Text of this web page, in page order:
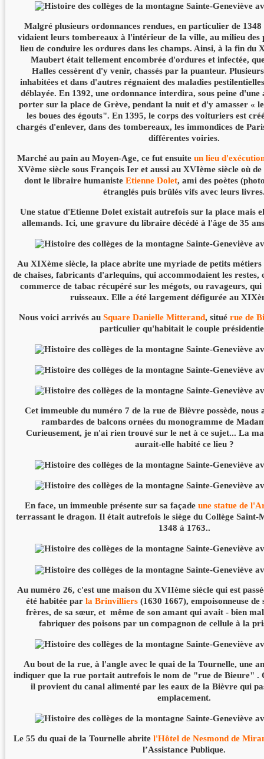
Malgré plusieurs ordonnances rendues, en particulier de
vidaient leurs tombereaux à l'intérieur de la ville, au milieu des
lieu de conduire les ordures dans les champs. Ainsi, à la fin du
Maubert était tellement encombrée d'ordures et infectée,
Halles cessèrent d'y venir, chassés par la puanteur.
inhabitées et dans d'autres régnaient des maladies
déblayée. En 1392, une ordonnance interdira, sous peine d'une
porter sur la place de Grève, pendant la nuit et d'y amasser «
les boues des égouts". En 1395, le corps des voituriers est
chargés d'enlever, dans des tombereaux, les immondices de
différentes voiries.
Marché au pain au Moyen-Age, ce fut ensuite un lieu
XVème siècle sous François Ier et aussi au XVIème siècle où
dont le libraire humanisteEtienne Dolet, ami des poètes
étranglés puis brûlés vifs avec leurs
Une statue d'Etienne Dolet existait autrefois sur la place mais
allemands. Ici, une gravure du libraire décédé à l'âge de 35
Au XIXème siècle, la place abrite une myriade de petits
de chaises, fabricants d'arlequins, qui accommodaient les
commerce de tabac récupéré sur les mégots, ou ravageurs, qui
ruisseaux. Elle a été largement défigurée au
Nous voici arrivés au Square Danielle Mitterand, situé rue de
particulier qu'habitait le couple
Cet immeuble du numéro 7 de la rue de Bièvre possède, nous
rambardes de balcons ornées du monogramme de
Curieusement, je n'ai rien trouvé sur le net à ce sujet... La
aurait-elle habité ce lieu ?
En face, un immeuble présente sur sa façadeune statue de
terrassant le dragon. Il était autrefois le siège du Collège Saint-
1348 à 1763..
Au numéro 26, c'est une maison du XVIIème siècle qui est
été habitée parla Brinvilliers (1630 1667), empoisonneuse de
frères, de sa sœur, et même de son amant qui avait - bien
fabriquer des poisons par un compagnon de cellule à la
Au bout de la rue, à l'angle avec le quai de la Tournelle, une
indiquer que la rue portait autrefois le nom de "rue de Bieure" .
il provient du canal alimenté par les eaux de la Bièvre qui
emplacement.
Le 55 du quai de la Tournelle abrite l'Hôtel de Nesmond de
l’Assistance Publique.